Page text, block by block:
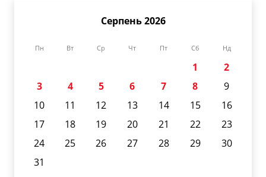
Серпень 2026
Пн Вт Ср Чт Пт Сб Нд
1
2
3
4 5 6 7 8
9
10
11 12 13 14 15
16
17
18 19 20 21 22
23
24
25 26 27 28 29
30
31